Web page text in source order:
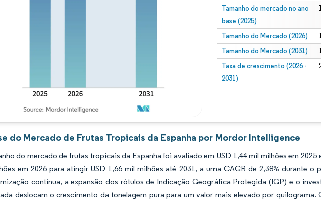
Tamanho do mercado no ano
base (2025)
Tamanho do Mercado (2026)
Tamanho do Mercado (2031)
Taxa de crescimento (2026 -
2031)
Imagem © Mordor Intelligence. O reuso requer atribuição conforme CC BY 4.0.
do Mercado de Frutas Tropicais da Espanha por Mordor Intelligence
do mercado de frutas tropicais da Espanha foi avaliado em USD 1,44 mil milhões em 2025
em 2026 para atingir USD 1,66 mil milhões até 2031, a uma CAGR de 2,38% durante o
contínua, a expansão dos rótulos de Indicação Geográfica Protegida (IGP) e o
deslocam o crescimento da tonelagem pura para um valor mais elevado por quilograma.